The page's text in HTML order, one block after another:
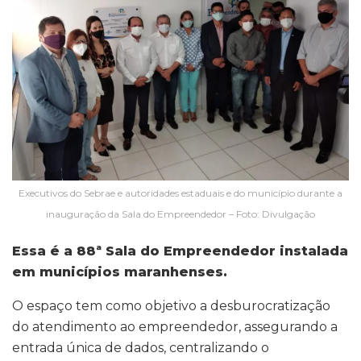
Executivos do Sebrae e autoridades estaduais e do município durante a
inauguração da Sala do Empreendedor – Foto: Divulgação
Essa é a 88ª Sala do Empreendedor instalada
em municípios maranhenses.
O espaço tem como objetivo a desburocratização
do atendimento ao empreendedor, assegurando a
entrada única de dados, centralizando o